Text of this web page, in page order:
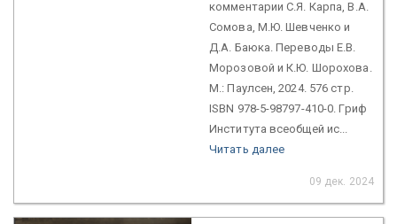
комментарии С.Я. Карпа, В.А.
Сомова, М.Ю. Шевченко и
Д.А. Баюка. Переводы Е.В.
Морозовой и К.Ю. Шорохова.
М.: Паулсен, 2024. 576 стр.
ISBN 978-5-98797-410-0. Гриф
Института всеобщей ис...
Читать далее
09 дек. 2024